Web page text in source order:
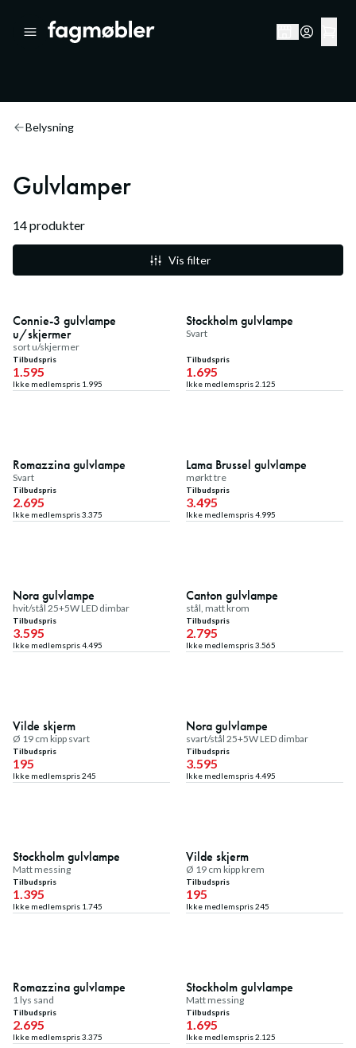
Belysning
Gulvlamper
14produkter
Vis filter
Medlemstilbud
20%
Connie-3 gulvlampe
u/skjermer
sort u/skjermer
Tilbudspris
1.595
Ikke medlemspris 1.995
Medlemstilbud
20%
Stockholm gulvlampe
Svart
Tilbudspris
1.695
Ikke medlemspris2.125
Romazzina gulvlampe
Svart
Tilbudspris
2.695
Ikke medlemspris3.375
Medlemstilbud
Lama Brussel gulvlampe
mørkt tre
Tilbudspris
3.495
Ikke medlemspris4.995
Medlemstilbud
Nora gulvlampe
hvit/stål 25+5W LED dimbar
Tilbudspris
3.595
Ikke medlemspris4.495
Medlemstilbud
Canton gulvlampe
stål, matt krom
Tilbudspris
2.795
Ikke medlemspris3.565
Medlemstilbud
Vilde skjerm
Ø 19 cm kipp svart
Tilbudspris
195
Ikke medlemspris245
Medlemstilbud
Nora gulvlampe
svart/stål 25+5W LED dimbar
Tilbudspris
3.595
Ikke medlemspris4.495
Medlemstilbud
Stockholm gulvlampe
Matt messing
Tilbudspris
1.395
Ikke medlemspris 1.745
Medlemstilbud
Vilde skjerm
Ø 19 cm kipp krem
Tilbudspris
195
Ikke medlemspris245
Romazzina gulvlampe
1 lys sand
Tilbudspris
2.695
Ikke medlemspris3.375
Medlemstilbud
Stockholm gulvlampe
Matt messing
Tilbudspris
1.695
Ikke medlemspris2.125